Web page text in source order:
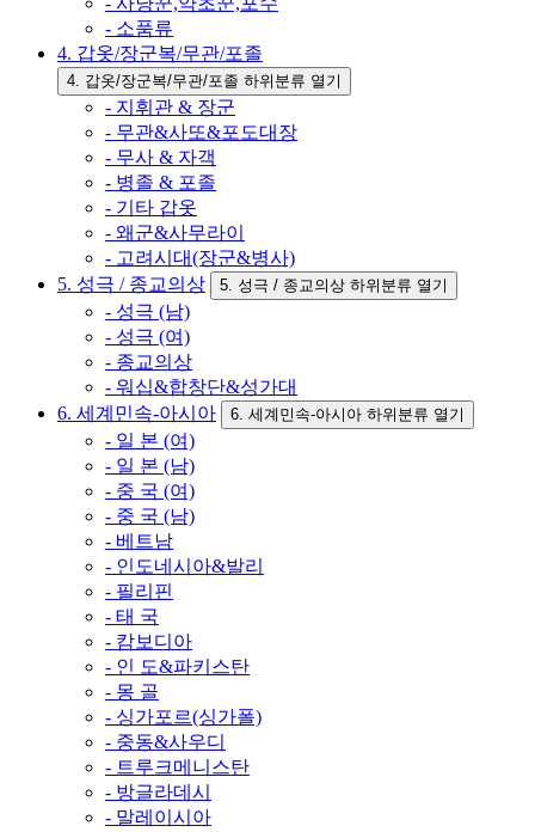
- 소품류
4. 갑옷/장군복/무관/포졸
4. 갑옷/장군복/무관/포졸 하위분류 열기
- 지휘관 & 장군
- 무관&사또&포도대장
- 무사 & 자객
- 병졸 & 포졸
- 기타 갑옷
- 왜군&사무라이
- 고려시대(장군&병사)
5. 성극 / 종교의상
5. 성극 / 종교의상 하위분류 열기
- 성극 (남)
- 성극 (여)
- 종교의상
- 워십&합창단&성가대
6. 세계민속-아시아
6. 세계민속-아시아 하위분류 열기
- 일 본 (여)
- 일 본 (남)
- 중 국 (여)
- 중 국 (남)
- 베트남
- 인도네시아&발리
- 필리핀
- 태 국
- 캄보디아
- 인 도&파키스탄
- 몽 골
- 싱가포르(싱가폴)
- 중동&사우디
- 트루크메니스탄
- 방글라데시
- 말레이시아